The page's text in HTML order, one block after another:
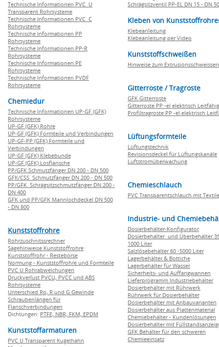
Technische Informationen PVC U
Transparent Rohrsysteme
Technische Informationen PVC C
Rohrsysteme
Technische Informationen PP
Rohrsysteme
Technische Informationen PP-R
Rohrsysteme
Technische Informationen PE
Rohrsysteme
Technische Informationen PVDF
Rohrsysteme
Chemiedur
Technische Informationen UP-GF (GFK)
Rohrsysteme
UP-GF (GFK) Rohre
UP-GF (GFK) Formteile und Verbindungen
UP-GF-PP (GFK) Formteile und
Verbindungen
UP-GF (GFK) Klebebunde
UP-GF (GFK) Losflansche
PP/GFK Schmutzfänger DN 200 - DN 500
GFK/CSS Schmutzfänger DN 200 - DN 500
PP/GFK Schrägsitzschmutzfänger DN 200 -
DN 400
GFK und PP/GFK Mannlochdeckel DN 500
- DN 800
Kunststoffrohre
Rohrzuschnitssrechner
Sägehinweise Kunststoffrohre
Kunststoffrohr - Restebörse
Normung - Kunststoffrohre und Formteile
PVC U Rohrabweichungen
Druckverlust PVCU, PVCC und ABS
Rohrsysteme
Unterschied Rp, R und G Gewinde
Schraubenlängen für
Flanschverbindungen
Dichtungen: PTFE, NBR, FKM, EPDM
Kunststoffarmaturen
PVC U Transparent Kugelhahn
Schrägsitzventil PP-EL DN 15 - DN 50
Kleben von
Klebeanleitung
Klebeanleitung per Video
Kunststoffschweißen
Hinweise zum Extrusionsschweissen
Gitterroste / Tragroste
GFK Gitterroste
Gitterroste PP -el elektrisch Leitfähig
Profiltragroste PP -el elektrisch
Lüftungsformteile
Lüftungstechnik
Revisionsdeckel für Lüftungskanäle
Luftstromüberwachung
Chemieschlauch
PVC Transparentschlauch mit
Industrie- und
Dosierbehälter-Konfigurator
Dosierbehälter und Überbehälter
1000 Liter
Salzlösebehälter 60 -5000 Liter
Lagerbehälter & Bottiche
Lagerbehälter für Wasser
Sicherheits- und Auffangwannen
Lieferprogramm Industriebehälter
Dosierbehälter mit Rührwerk
Rührwerk für Dosierbehälter
Dosierbehälter mit Anbauvarianten
Dosierbehälter aus Plattenmaterial
Chemiebehälter - Kundenlösungen
Dosierbehälter mit
GFK Behälter für den schweren
Chemieeinsatz